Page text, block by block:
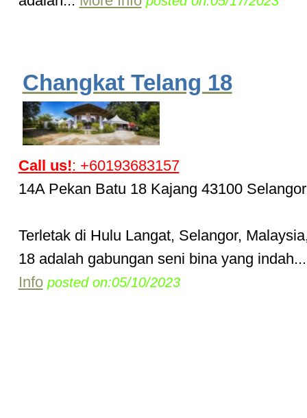
Changkat Telang 18
Call us!: +60193683157
14A Pekan Batu 18 Kajang 43100 Selangor
Terletak di Hulu Langat, Selangor,
18 adalah gabungan seni bina yang
Info posted on:05/10/2023